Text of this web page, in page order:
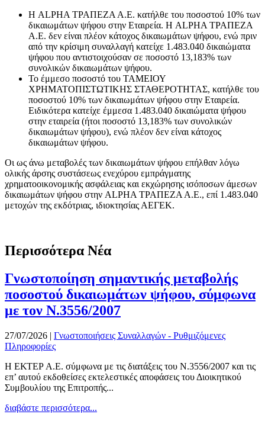
Η ALPHA ΤΡΑΠΕΖΑ Α.Ε. κατήλθε του ποσοστού 10% των
δικαιωμάτων ψήφου στην Εταιρεία. Η ALPHA ΤΡΑΠΕΖΑ
Α.Ε. δεν είναι πλέον κάτοχος δικαιωμάτων ψήφου, ενώ πριν
από την κρίσιμη συναλλαγή κατείχε 1.483.040 δικαιώματα
ψήφου που αντιστοιχούσαν σε ποσοστό 13,183% των
συνολικών δικαιωμάτων ψήφου.
Το έμμεσο ποσοστό του ΤΑΜΕΙΟΥ
ΧΡΗΜΑΤΟΠΙΣΤΩΤΙΚΗΣ ΣΤΑΘΕΡΟΤΗΤΑΣ, κατήλθε του
ποσοστού 10% των δικαιωμάτων ψήφου στην Εταιρεία.
Ειδικότερα κατείχε έμμεσα 1.483.040 δικαιώματα ψήφου
στην εταιρεία (ήτοι ποσοστό 13,183% των συνολικών
δικαιωμάτων ψήφου), ενώ πλέον δεν είναι κάτοχος
δικαιωμάτων ψήφου.
Οι ως άνω μεταβολές των δικαιωμάτων ψήφου επήλθαν λόγω
ολικής άρσης συστάσεως ενεχύρου εμπράγματης
χρηματοοικονομικής ασφάλειας και εκχώρησης ισόποσων άμεσων
δικαιωμάτων ψήφου στην ALPHA ΤΡΑΠΕΖΑ Α.Ε., επί 1.483.040
μετοχών της εκδότριας, ιδιοκτησίας ΑΕΓΕΚ.
Περισσότερα Νέα
Γνωστοποίηση σημαντικής μεταβολής
ποσοστού δικαιωμάτων ψήφου, σύμφωνα
με τον Ν.3556/2007
27/07/2026 | Γνωστοποιήσεις Συναλλαγών - Ρυθμιζόμενες
Πληροφορίες
Η ΕΚΤΕΡ Α.Ε. σύμφωνα με τις διατάξεις του Ν.3556/2007 και τις
επ’ αυτού εκδοθείσες εκτελεστικές αποφάσεις του Διοικητικού
Συμβουλίου της Επιτροπής...
διαβάστε περισσότερα...